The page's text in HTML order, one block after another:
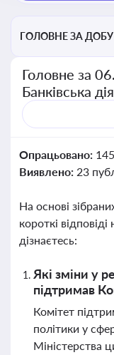
ГОЛОВНЕ ЗА ДОБУ
Головне за
Банківська
Опрацьовано:
Виявлено: 23
На основі
короткі
дізнаєтесь:
Які зміни у
підтримав
Комітет
політики у
Міністерства